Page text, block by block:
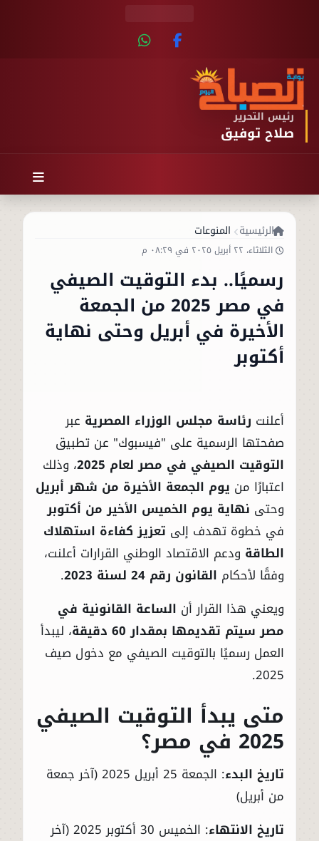
رئيس التحرير
صلاح توفيق
الرئيسية المنوعات
الثلاثاء، ٢٢ أبريل ٢٠٢٥ في ٠٨:٢٩ م
رسميًا.. بدء التوقيت الصيفي
في مصر 2025 من الجمعة
الأخيرة في أبريل وحتى نهاية
أكتوبر
أعلنت رئاسة مجلس الوزراء المصرية عبر
صفحتها الرسمية على "فيسبوك" عن تطبيق
التوقيت الصيفي في مصر لعام 2025
، وذلك
اعتبارًا من يوم الجمعة الأخيرة من شهر أبريل
وحتى نهاية يوم الخميس الأخير من أكتوبر
في خطوة تهدف إلى تعزيز كفاءة استهلاك
الطاقة ودعم الاقتصاد الوطني القرارات أعلنت،
وفقًا لأحكام القانون رقم 24 لسنة 2023
.
ويعني هذا القرار أن الساعة القانونية في
مصر سيتم تقديمها بمقدار 60 دقيقة
، ليبدأ
العمل رسميًا بالتوقيت الصيفي مع دخول صيف
2025.
متى يبدأ التوقيت الصيفي
2025 في مصر؟
تاريخ البدء
: الجمعة 25 أبريل 2025 (آخر جمعة
من أبريل)
تاريخ الانتهاء
: الخميس 30 أكتوبر 2025 (آخر